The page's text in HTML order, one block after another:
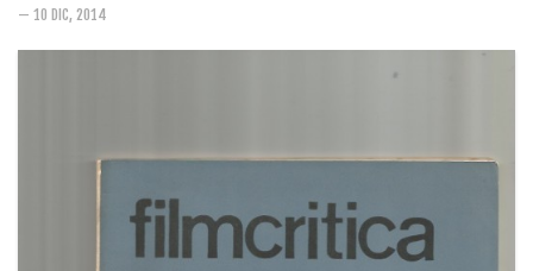
— 10 DIC, 2014